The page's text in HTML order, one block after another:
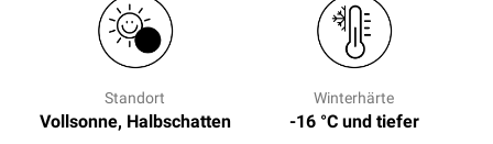
Standort
Vollsonne, Halbschatten
Winterhärte
-16 °C und tiefer